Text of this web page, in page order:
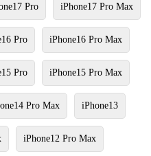
Pro iPhone17 Pro Max
Pro iPhone16 Pro Max
Pro iPhone15 Pro Max
Pro Max iPhone13
iPhone12 Pro Max